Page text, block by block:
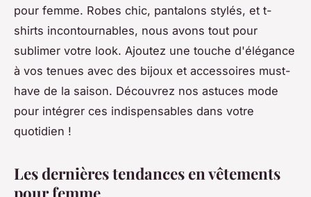
pour femme. Robes chic, pantalons stylés, et t-
shirts incontournables, nous avons tout pour
sublimer votre look. Ajoutez une touche d'élégance
à vos tenues avec des bijoux et accessoires must-
have de la saison. Découvrez nos astuces mode
pour intégrer ces indispensables dans votre
quotidien !
Les dernières tendances en vêtements
pour femme